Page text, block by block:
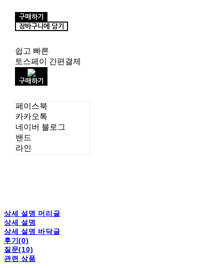
구매하기
장바구니에 담기
쉽고 빠른
토스페이 간편결제
구매하기
페이스북
카카오톡
네이버 블로그
밴드
라인
상세 설명 머리글
상세 설명
상세 설명 바닥글
후기(0)
질문(10)
관련 상품